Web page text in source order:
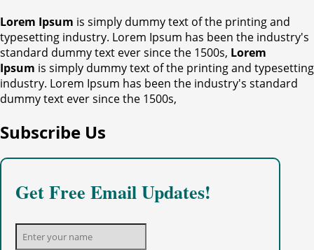
Lorem Ipsum is simply dummy text of the printing and
typesetting industry. Lorem Ipsum has been the industry's
standard dummy text ever since the 1500s, Lorem
Ipsum is simply dummy text of the printing and typesetting
industry. Lorem Ipsum has been the industry's standard
dummy text ever since the 1500s,
Subscribe Us
Get Free Email Updates!